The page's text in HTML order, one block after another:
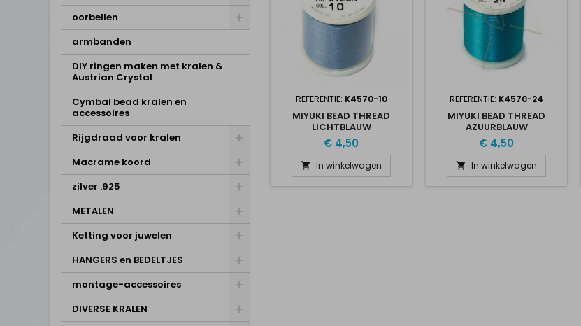
oorbellen
armbanden
DIY ringen maken met kralen &
Austrian Crystal
Cymbal bead kralen en
accessoires
Rijgdraad voor kralen
Macrame koord
zilver .925
METALEN
Ketting voor juwelen
HANGERS en BEDELTJES
montage-accessoires
DIVERSE KRALEN
REFERENTIE: K4570-10
MIYUKI BEAD THREAD
LICHTBLAUW
€ 4,50
 In winkelwagen
REFERENTIE: K4570-24
MIYUKI BEAD THREAD
AZUURBLAUW
€ 4,50
 In winkelwagen